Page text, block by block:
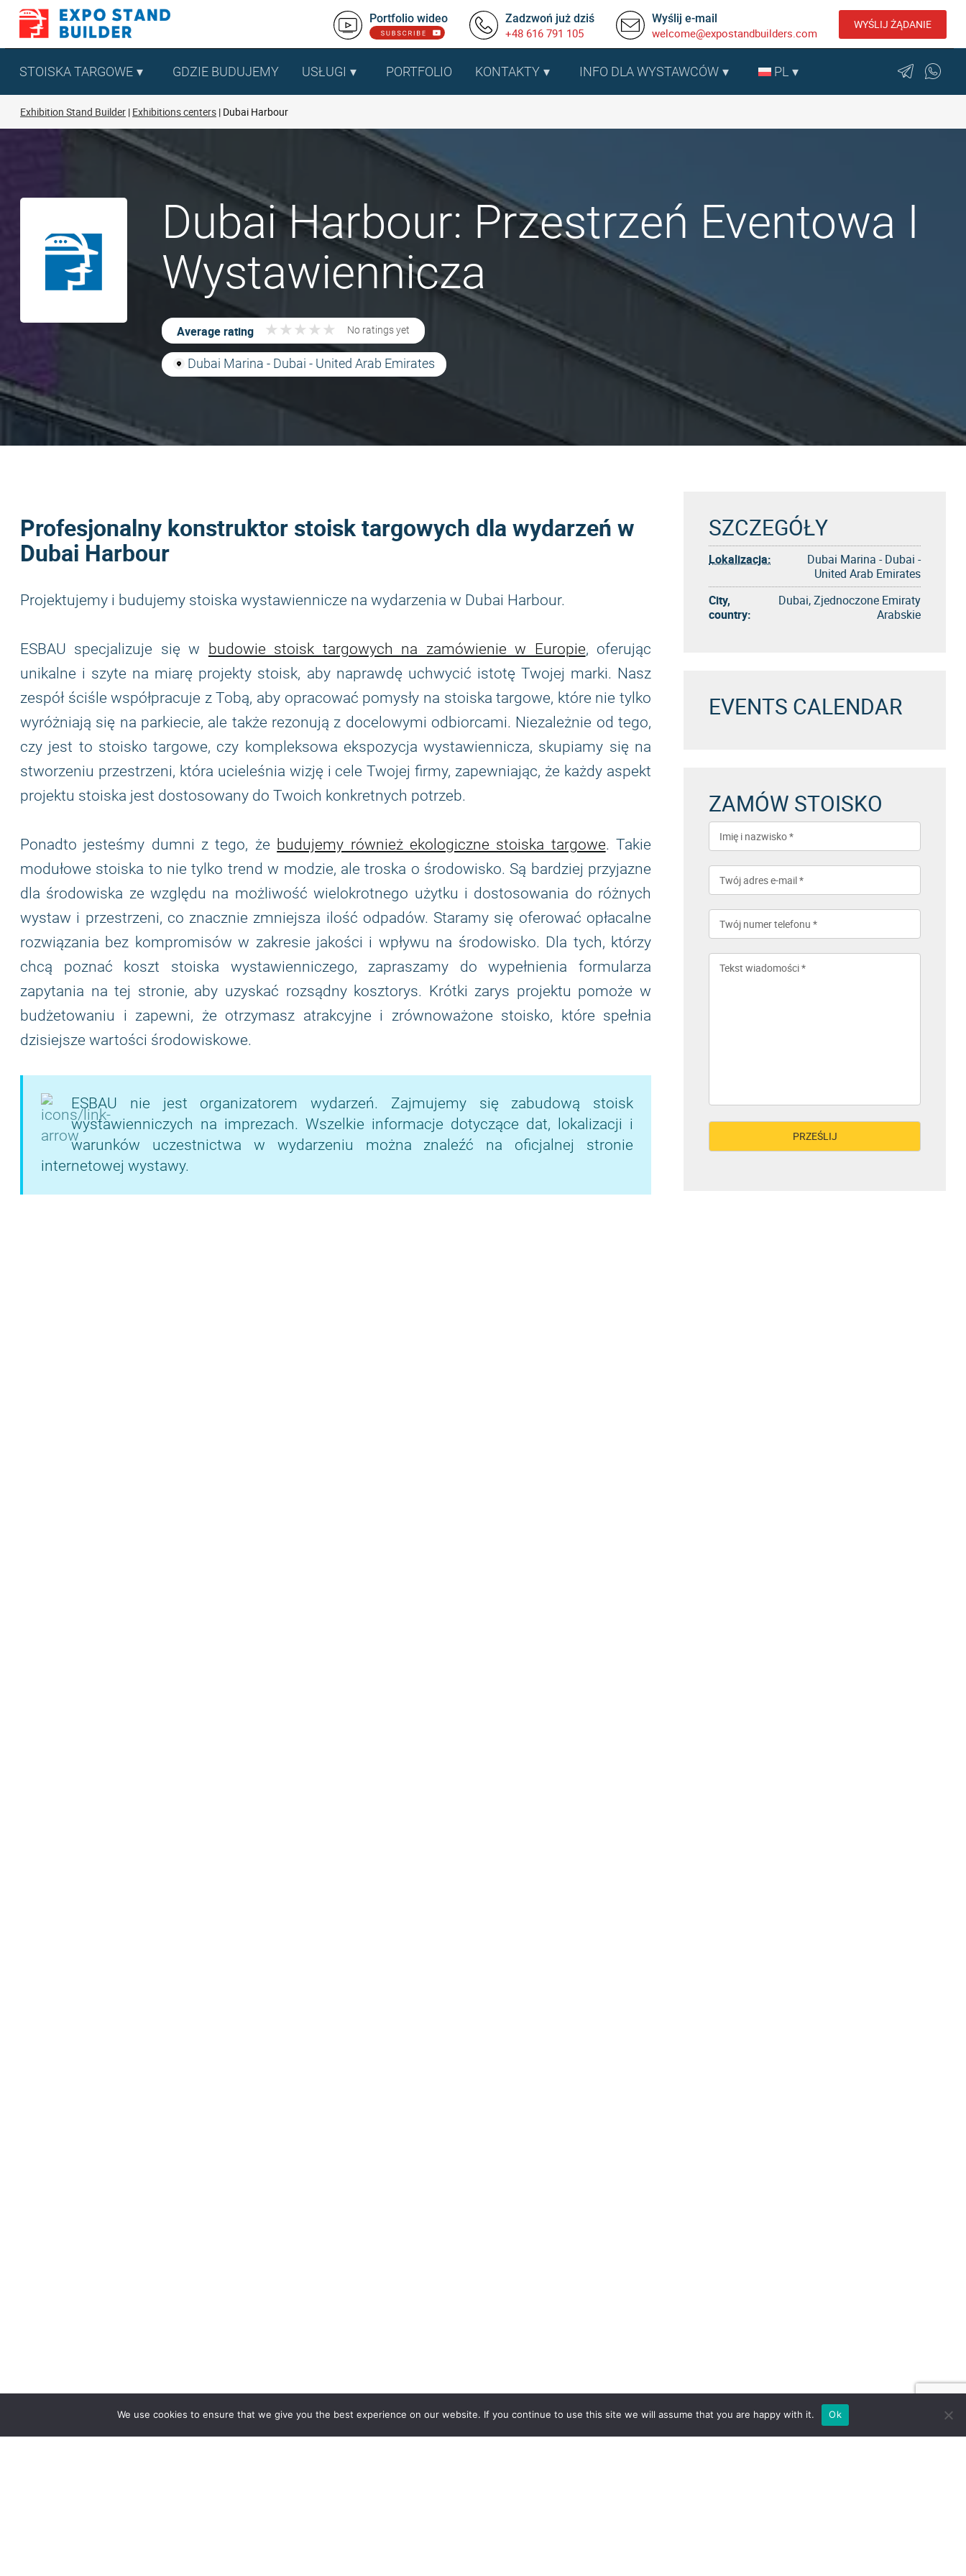
Skip
content
Portfolio wideo Zadzwoń już dziś
+48 616 791 105
Wyślij e-mail
welcome@expostandbuilders.com
WYŚLIJ ŻĄDANIE
STOISKA TARGOWE GDZIE BUDUJEMY USŁUGI PORTFOLIO KONTAKTY INFO DLA WYSTAWCÓW PL
Exhibition Stand Builder Exhibitions centers Dubai Harbour
Dubai Harbour: Przestrzeń Eventowa I
Wystawiennicza
Average rating ★ ★ ★ ★ ★
★ ★ ★ ★ ★ No ratings yet
Dubai Marina - Dubai - United Arab Emirates
Profesjonalny konstruktor stoisk targowych dla wydarzeń w
Dubai Harbour
Projektujemy i budujemy stoiska wystawiennicze na wydarzenia w Dubai Harbour.
ESBAU specjalizuje się w budowie stoisk targowych na zamówienie w Europie, oferując
unikalne i szyte na miarę projekty stoisk, aby naprawdę uchwycić istotę Twojej marki. Nasz
zespół ściśle współpracuje z Tobą, aby opracować pomysły na stoiska targowe, które nie tylko
wyróżniają się na parkiecie, ale także rezonują z docelowymi odbiorcami. Niezależnie od tego,
czy jest to stoisko targowe, czy kompleksowa ekspozycja wystawiennicza, skupiamy się na
stworzeniu przestrzeni, która ucieleśnia wizję i cele Twojej firmy, zapewniając, że każdy aspekt
projektu stoiska jest dostosowany do Twoich konkretnych potrzeb.
Ponadto jesteśmy dumni z tego, że budujemy również ekologiczne stoiska targowe. Takie
modułowe stoiska to nie tylko trend w modzie, ale troska o środowisko. Są bardziej przyjazne
dla środowiska ze względu na możliwość wielokrotnego użytku i dostosowania do różnych
wystaw i przestrzeni, co znacznie zmniejsza ilość odpadów. Staramy się oferować opłacalne
rozwiązania bez kompromisów w zakresie jakości i wpływu na środowisko. Dla tych, którzy
chcą poznać koszt stoiska wystawienniczego, zapraszamy do wypełnienia formularza
zapytania na tej stronie, aby uzyskać rozsądny kosztorys. Krótki zarys projektu pomoże w
budżetowaniu i zapewni, że otrzymasz atrakcyjne i zrównoważone stoisko, które spełnia
dzisiejsze wartości środowiskowe.
ESBAU nie jest organizatorem wydarzeń. Zajmujemy się zabudową stoisk
wystawienniczych na imprezach. Wszelkie informacje dotyczące dat, lokalizacji i
warunków uczestnictwa w wydarzeniu można znaleźć na oficjalnej stronie
internetowej wystawy.
SZCZEGÓŁY
Lokalizacja:
Dubai Marina - Dubai -
United Arab Emirates
City,
country:
Dubai, Zjednoczone Emiraty
Arabskie
EVENTS CALENDAR
ZAMÓW STOISKO
We use cookies to ensure that we give you the best experience on our website. If you continue to use this site we will assume that you are happy with it. Ok